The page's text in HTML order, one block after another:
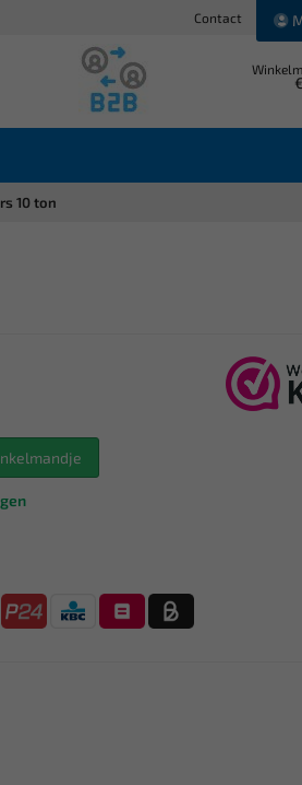
Contact
10 ton